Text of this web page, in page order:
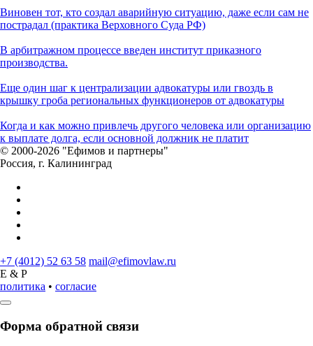
Виновен тот, кто создал аварийную ситуацию, даже если сам не
пострадал (практика Верховного Суда РФ)
В арбитражном процессе введен институт приказного
производства.
Еще один шаг к централизации адвокатуры или гвоздь в
крышку гроба региональных функционеров от адвокатуры
Когда и как можно привлечь другого человека или организацию
к выплате долга, если основной должник не платит
© 2000-2026 "Ефимов и партнеры"
Россия, г. Калининград
+7 (4012) 52 63 58 mail@efimovlaw.ru
E & P
политика • согласие
Форма обратной связи